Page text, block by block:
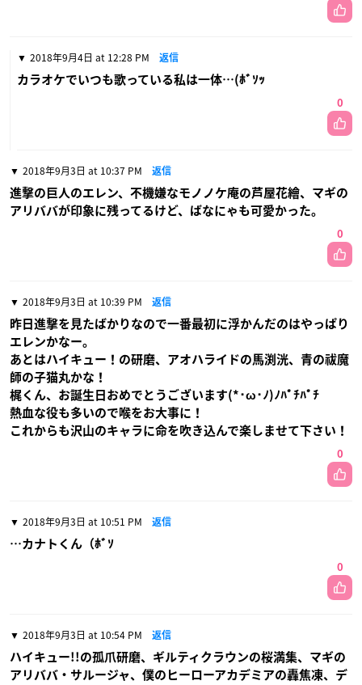
2018年9月4日 at 12:28 PM 返信
カラオケでいつも歌っている私は一体…(ﾎﾞｿｯ
0
2018年9月3日 at 10:37 PM 返信
進撃の巨人のエレン、不機嫌なモノノケ庵の芦屋花繪、マギの
アリババが印象に残ってるけど、ばなにゃも可愛かった。
0
2018年9月3日 at 10:39 PM 返信
昨日進撃を見たばかりなので一番最初に浮かんだのはやっぱり
エレンかなー。
あとはハイキュー！の研磨、アオハライドの馬渕洸、青の祓魔
師の子猫丸かな！
梶くん、お誕生日おめでとうございます(*･ω･ﾉ)ﾉﾊﾟﾁﾊﾟﾁ
熱血な役も多いので喉をお大事に！
これからも沢山のキャラに命を吹き込んで楽しませて下さい！
0
2018年9月3日 at 10:51 PM 返信
…カナトくん（ﾎﾞｿ
0
2018年9月3日 at 10:54 PM 返信
ハイキュー!!の孤爪研磨、ギルティクラウンの桜満集、マギの
アリババ・サルージャ、僕のヒーローアカデミアの轟焦凍、デ